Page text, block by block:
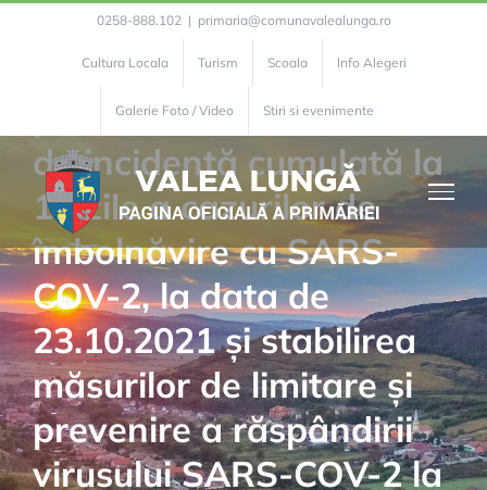
0258-888.102 | primaria@comunavalealunga.ro
Cultura Locala Turism Scoala Info Alegeri
Galerie Foto / Video Stiri si evenimente
Hotărârea nr. 259 din
23.10.2021 – CJSU Alba –
privind constatarea ratei
de incidență cumulată la
14 zile a cazurilor de
îmbolnăvire cu SARS-
COV-2, la data de
23.10.2021 și stabilirea
măsurilor de limitare și
prevenire a răspândirii
virusului SARS-COV-2 la